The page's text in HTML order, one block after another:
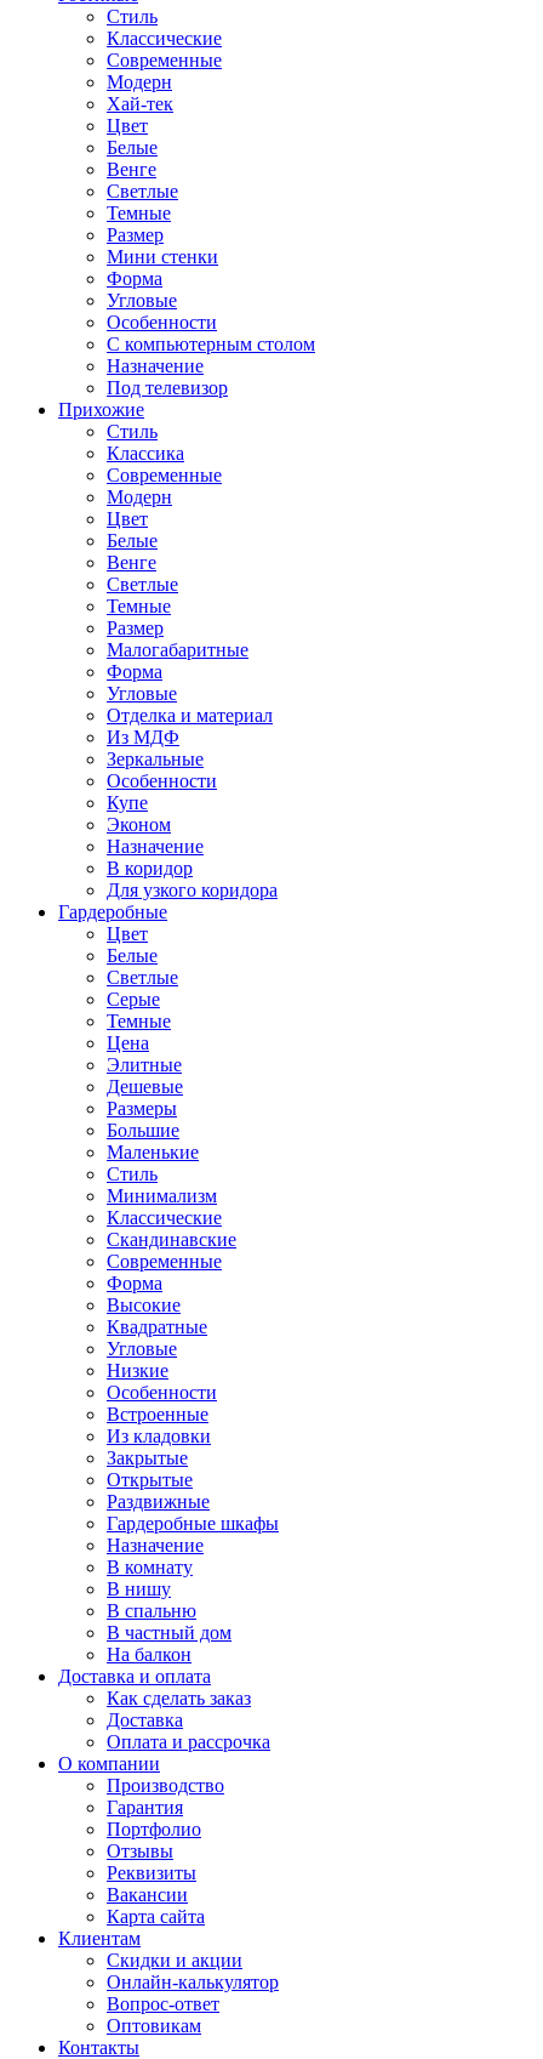
Стиль
Классические
Современные
Модерн
Хай-тек
Цвет
Белые
Венге
Светлые
Темные
Размер
Мини стенки
Форма
Угловые
Особенности
С компьютерным столом
Назначение
Под телевизор
Прихожие
Стиль
Классика
Современные
Модерн
Цвет
Белые
Венге
Светлые
Темные
Размер
Малогабаритные
Форма
Угловые
Отделка и материал
Из МДФ
Зеркальные
Особенности
Купе
Эконом
Назначение
В коридор
Для узкого коридора
Гардеробные
Цвет
Белые
Светлые
Серые
Темные
Цена
Элитные
Дешевые
Размеры
Большие
Маленькие
Стиль
Минимализм
Классические
Скандинавские
Современные
Форма
Высокие
Квадратные
Угловые
Низкие
Особенности
Встроенные
Из кладовки
Закрытые
Открытые
Раздвижные
Гардеробные шкафы
Назначение
В комнату
В нишу
В спальню
В частный дом
На балкон
Доставка и оплата
Как сделать заказ
Доставка
Оплата и рассрочка
О компании
Производство
Гарантия
Портфолио
Отзывы
Реквизиты
Вакансии
Карта сайта
Клиентам
Скидки и акции
Онлайн-калькулятор
Вопрос-ответ
Оптовикам
Контакты